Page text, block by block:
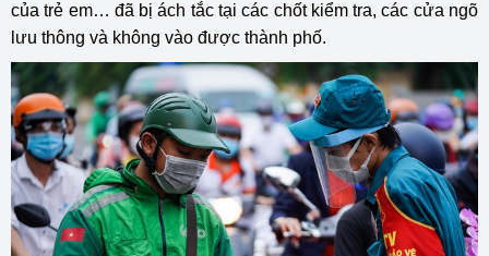
của trẻ em… đã bị ách tắc tại các chốt kiểm tra, các cửa ngõ
lưu thông và không vào được thành phố.